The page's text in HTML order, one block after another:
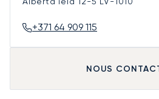
+371 64 909 115
NOUS